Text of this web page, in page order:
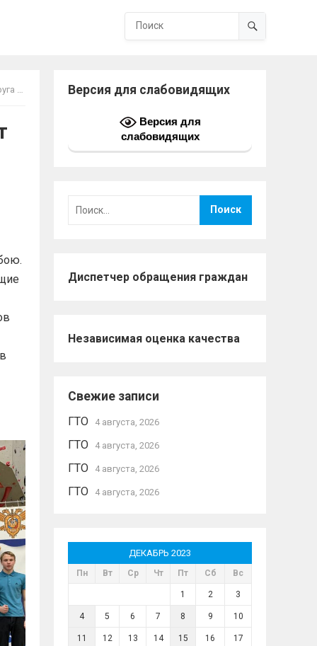
бою Версия для слабовидящих
Версия для
слабовидящих
Диспетчер обращения граждан
Независимая оценка качества
Свежие записи
ГТО 4 августа, 2026
ГТО 4 августа, 2026
ГТО 4 августа, 2026
ГТО 4 августа, 2026
ДЕКАБРЬ 2023
Пн Вт Ср Чт Пт Сб Вс
1 2 3
4 5 6 7 8 9 10
11 12 13 14 15 16 17